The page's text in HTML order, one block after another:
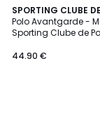
SPORTING CLUBE DE
PORTUGAL
Polo Avantgarde -
Sporting Clube de
44.90 €